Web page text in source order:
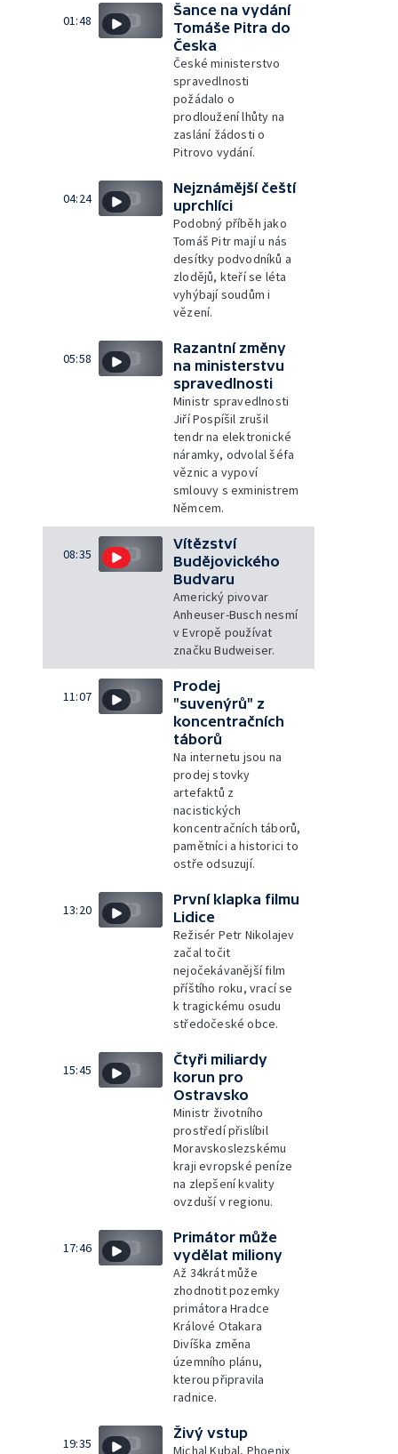
01:48
Šance na vydání
Tomáše Pitra do
Česka
České ministerstvo
spravedlnosti
požádalo o
prodloužení lhůty na
zaslání žádosti o
Pitrovo vydání.
04:24
Nejznámější čeští
uprchlíci
Podobný příběh jako
Tomáš Pitr mají u nás
desítky podvodníků a
zlodějů, kteří se léta
vyhýbají soudům i
vězení.
05:58
Razantní změny
na ministerstvu
spravedlnosti
Ministr spravedlnosti
Jiří Pospíšil zrušil
tendr na elektronické
náramky, odvolal šéfa
věznic a vypoví
smlouvy s exministrem
Němcem.
08:35
Vítězství
Budějovického
Budvaru
Americký pivovar
Anheuser-Busch nesmí
v Evropě používat
značku Budweiser.
11:07
Prodej
"suvenýrů" z
koncentračních
táborů
Na internetu jsou na
prodej stovky
artefaktů z
nacistických
koncentračních táborů,
pamětníci a historici to
ostře odsuzují.
13:20
První klapka filmu
Lidice
Režisér Petr Nikolajev
začal točit
nejočekávanější film
příštího roku, vrací se
k tragickému osudu
středočeské obce.
15:45
Čtyři miliardy
korun pro
Ostravsko
Ministr životního
prostředí přislíbil
Moravskoslezskému
kraji evropské peníze
na zlepšení kvality
ovzduší v regionu.
17:46
Primátor může
vydělat miliony
Až 34krát může
zhodnotit pozemky
primátora Hradce
Králové Otakara
Divíška změna
územního plánu,
kterou připravila
radnice.
19:35
Živý vstup
Michal Kubal, Phoenix